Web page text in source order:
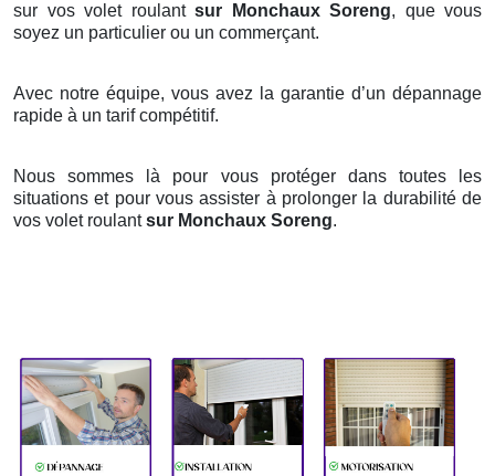
sur vos volet roulant sur Monchaux Soreng, que vous
soyez un particulier ou un commerçant.
Avec notre équipe, vous avez la garantie d’un dépannage
rapide à un tarif compétitif.
Nous sommes là pour vous protéger dans toutes les
situations et pour vous assister à prolonger la durabilité de
vos volet roulantsur Monchaux Soreng.